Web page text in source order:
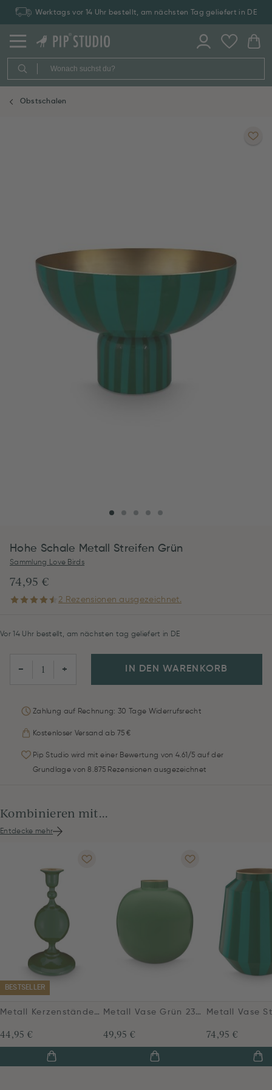
Werktags vor 14 Uhr bestellt, am nächsten Tag geliefert in DE
Obstschalen
Hohe Schale Metall Streifen Grün
Sammlung Love Birds
74,95 €
2 Rezensionen ausgezeichnet.
Vor 14 Uhr bestellt, am nächsten tag geliefert in DE
− + IN DEN WARENKORB
Zahlung auf Rechnung: 30 Tage Widerrufsrecht
Kostenloser Versand ab 75 €
Pip Studio wird mit einer Bewertung von 4.61/5 auf der
Grundlage von 8.875 Rezensionen ausgezeichnet
Kombinieren mit...
Entdecke mehr
BESTSELLER
Metall Kerzenständer Sphäre Klein Grün 24cm
44,95 €
Metall Vase Grün 23cm
49,95 € 74,95 €